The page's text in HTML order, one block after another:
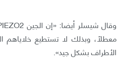
معطلًا، وبذلك لا تستطيع خلاياهم
الأطراف بشكل جيد».